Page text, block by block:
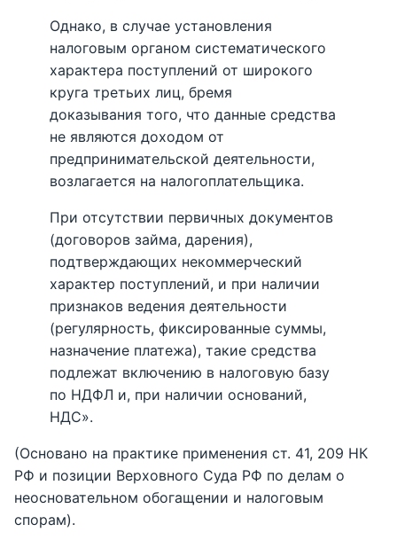
Однако, в случае установления
налоговым органом систематического
характера поступлений от широкого
круга третьих лиц, бремя
доказывания того, что данные средства
не являются доходом от
предпринимательской деятельности,
возлагается на налогоплательщика.
При отсутствии первичных документов
(договоров займа, дарения),
подтверждающих некоммерческий
характер поступлений, и при наличии
признаков ведения деятельности
(регулярность, фиксированные суммы,
назначение платежа), такие средства
подлежат включению в налоговую базу
по НДФЛ и, при наличии оснований,
НДС».
(Основано на практике применения ст. 41, 209 НК
РФ и позиции Верховного Суда РФ по делам о
неосновательном обогащении и налоговым
спорам).